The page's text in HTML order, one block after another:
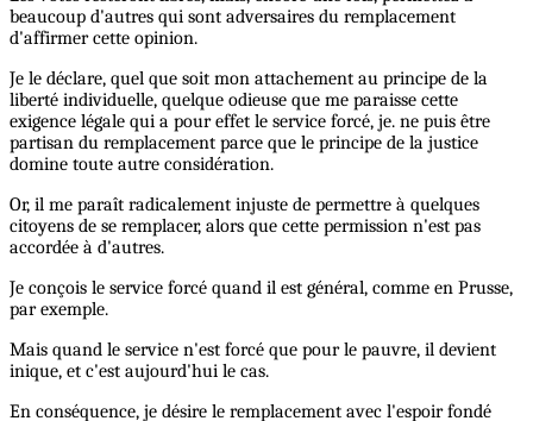
beaucoup d'autres qui sont adversaires du remplacement
d'affirmer cette opinion.
Je le déclare, quel que soit mon attachement au principe de la
liberté individuelle, quelque odieuse que me paraisse cette
exigence légale qui a pour effet le service forcé, je. ne puis être
partisan du remplacement parce que le principe de la justice
domine toute autre considération.
Or, il me paraît radicalement injuste de permettre à quelques
citoyens de se remplacer, alors que cette permission n'est pas
accordée à d'autres.
Je conçois le service forcé quand il est général, comme en Prusse,
par exemple.
Mais quand le service n'est forcé que pour le pauvre, il devient
inique, et c'est aujourd'hui le cas.
En conséquence, je désire le remplacement avec l'espoir fondé